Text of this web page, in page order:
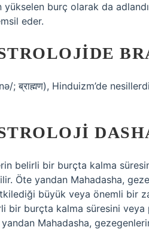
yükselen burç olarak da
eder.
; ब्राह्मण), Hinduizm’de
belirli bir burçta kalma
Öte yandan Mahadasha,
büyük veya önemli bir
bir burçta kalma süresini
Mahadasha,